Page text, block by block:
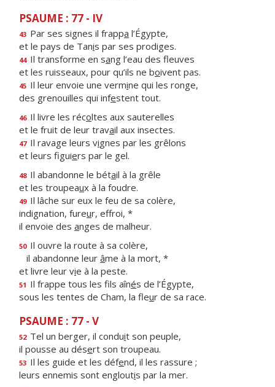
PSAUME : 77 - IV
43 Par ses signes il frappa l’Égypte,
et le pays de Tanis par ses prodiges.
44 Il transforme en sang l’eau des fleuves
et les ruisseaux, pour qu’ils ne boivent pas.
45 Il leur envoie une vermine qui les ronge,
des grenouilles qui infestent tout.
46 Il livre les récoltes aux sauterelles
et le fruit de leur travail aux insectes.
47 Il ravage leurs vignes par les grêlons
et leurs figuiers par le gel.
48 Il abandonne le bétail à la grêle
et les troupeaux à la foudre.
49 Il lâche sur eux le feu de sa colère,
indignation, fureur, effroi, *
il envoie des anges de malheur.
50 Il ouvre la route à sa colère,
il abandonne leur âme à la mort, *
et livre leur vie à la peste.
51 Il frappe tous les fils aînés de l’Égypte,
sous les tentes de Cham, la fleur de sa race.
PSAUME : 77 - V
52 Tel un berger, il conduit son peuple,
il pousse au désert son troupeau.
53 Il les guide et les défend, il les rassure ;
leurs ennemis sont engloutis par la mer.